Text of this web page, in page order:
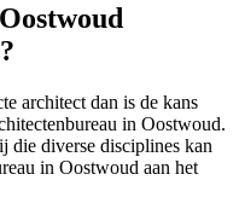
architect dan is de kans
in Oostwoud.
die diverse disciplines kan
in Oostwoud aan het